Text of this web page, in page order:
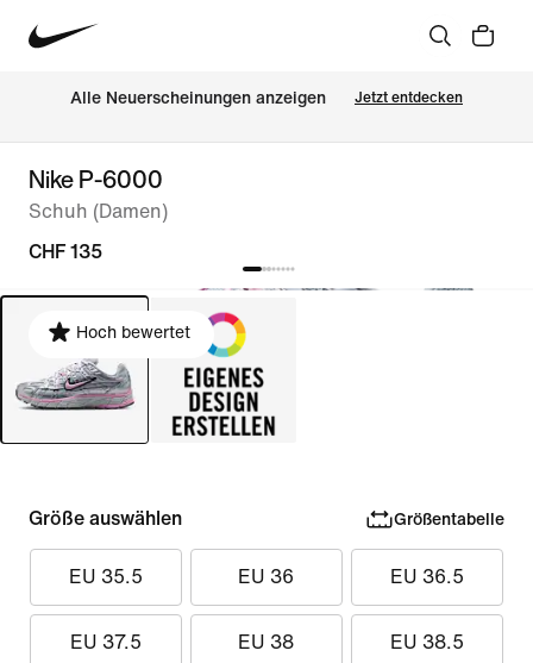
Alle Neuerscheinungen anzeigen Jetzt entdecken
Nike P-6000
Schuh (Damen)
CHF 135
Hoch bewertet
Größe auswählen Größentabelle
EU 35.5 EU 36 EU 36.5
EU 37.5 EU 38 EU 38.5